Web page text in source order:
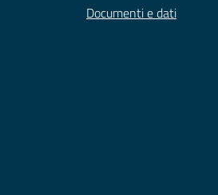
Documenti e dati